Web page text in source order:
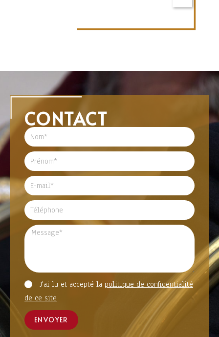
CONTACT
J'ai lu et accepté la politique de confidentialité
de ce site
ENVOYER